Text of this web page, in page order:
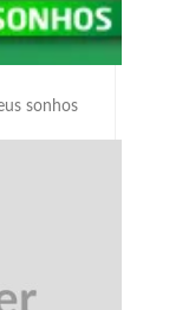
sonhos